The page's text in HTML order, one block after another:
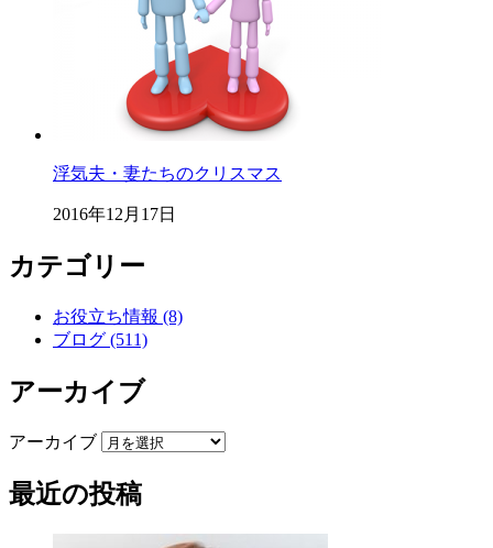
浮気夫・妻たちのクリスマス
2016年12月17日
カテゴリー
お役立ち情報 (8)
ブログ (511)
アーカイブ
アーカイブ
最近の投稿